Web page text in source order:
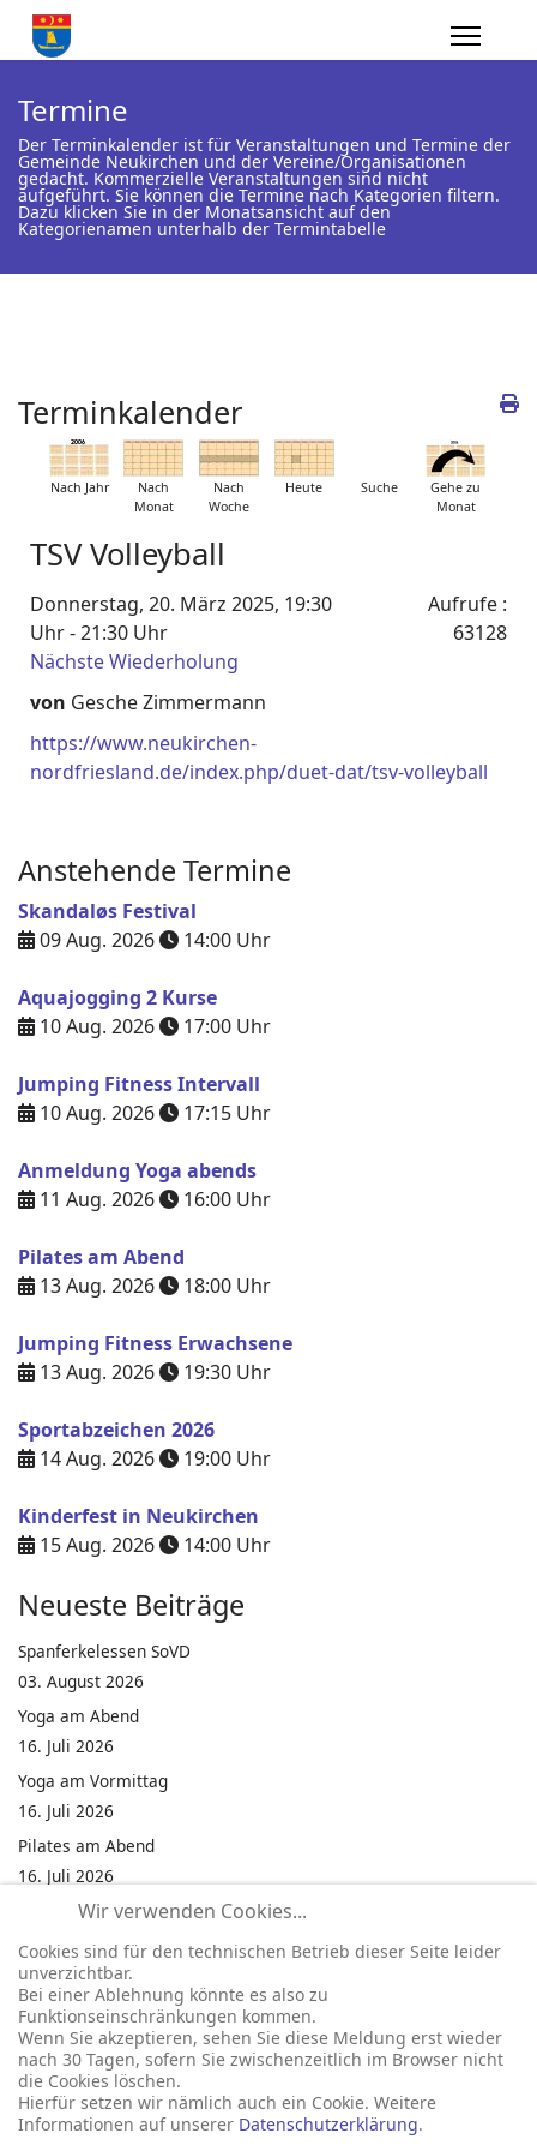
Termine
Der Terminkalender ist für Veranstaltungen und Termine der
Gemeinde Neukirchen und der Vereine/Organisationen
gedacht. Kommerzielle Veranstaltungen sind nicht
aufgeführt. Sie können die Termine nach Kategorien filtern.
Dazu klicken Sie in der Monatsansicht auf den
Kategorienamen unterhalb der Termintabelle
Terminkalender
Nach Jahr
Nach
Monat
Nach
Woche
Heute Suche
Gehe zu
Monat
TSV Volleyball
Donnerstag, 20. März 2025, 19:30
Uhr - 21:30 Uhr
Nächste Wiederholung
Aufrufe :
63128
von Gesche Zimmermann
https://www.neukirchen-
nordfriesland.de/index.php/duet-dat/tsv-volleyball
Anstehende Termine
Skandaløs Festival
09 Aug. 2026
14:00 Uhr
Aquajogging 2 Kurse
10 Aug. 2026
17:00 Uhr
Jumping Fitness Intervall
10 Aug. 2026
17:15 Uhr
Anmeldung Yoga abends
11 Aug. 2026
16:00 Uhr
Pilates am Abend
13 Aug. 2026
18:00 Uhr
Jumping Fitness Erwachsene
13 Aug. 2026
19:30 Uhr
Sportabzeichen 2026
14 Aug. 2026
19:00 Uhr
Kinderfest in Neukirchen
15 Aug. 2026
14:00 Uhr
Neueste Beiträge
Spanferkelessen SoVD
03. August 2026
Yoga am Abend
16. Juli 2026
Yoga am Vormittag
16. Juli 2026
Pilates am Abend
16. Juli 2026
Jumping Fitness Intervall
16. Juli 2026
Jumping Fitness Erwachsene
16. Juli 2026
Kinderfest in Neukirchen
16. Juli 2026
Wir verwenden Cookies...
Cookies sind für den technischen Betrieb dieser Seite leider
unverzichtbar.
Bei einer Ablehnung könnte es also zu
Funktionseinschränkungen kommen.
Wenn Sie akzeptieren, sehen Sie diese Meldung erst wieder
nach 30 Tagen, sofern Sie zwischenzeitlich im Browser nicht
die Cookies löschen.
Hierfür setzen wir nämlich auch ein Cookie. Weitere
Informationen auf unserer Datenschutzerklärung.